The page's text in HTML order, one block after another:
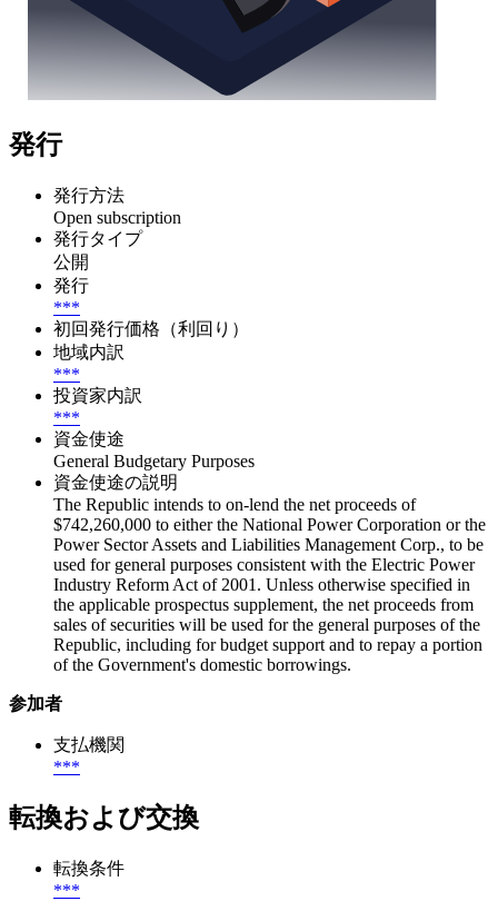
発行
発行方法
Open subscription
発行タイプ
公開
発行
***
初回発行価格（利回り）
地域内訳
***
投資家内訳
***
資金使途
General Budgetary Purposes
資金使途の説明
The Republic intends to on-lend the net proceeds of
$742,260,000 to either the National Power Corporation or the
Power Sector Assets and Liabilities Management Corp., to be
used for general purposes consistent with the Electric Power
Industry Reform Act of 2001. Unless otherwise specified in
the applicable prospectus supplement, the net proceeds from
sales of securities will be used for the general purposes of the
Republic, including for budget support and to repay a portion
of the Government's domestic borrowings.
参加者
支払機関
***
転換および交換
転換条件
***